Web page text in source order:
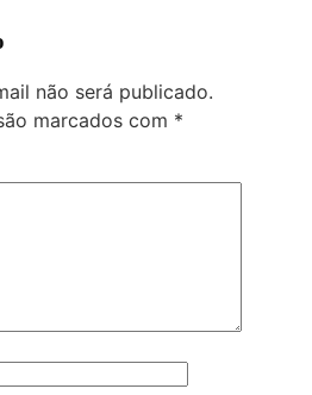
não será publicado.
marcados com *